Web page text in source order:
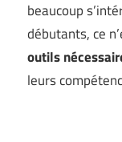
beaucoup
débutants, ce
outils
leurs